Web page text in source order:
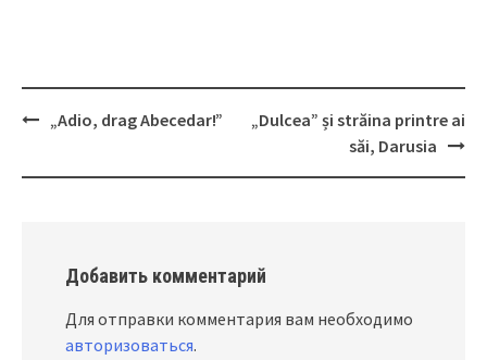
navigation
„Adio, drag Abecedar!”
„Dulcea” și străina printre ai
săi, Darusia
Добавить комментарий
Для отправки комментария вам необходимо
авторизоваться.